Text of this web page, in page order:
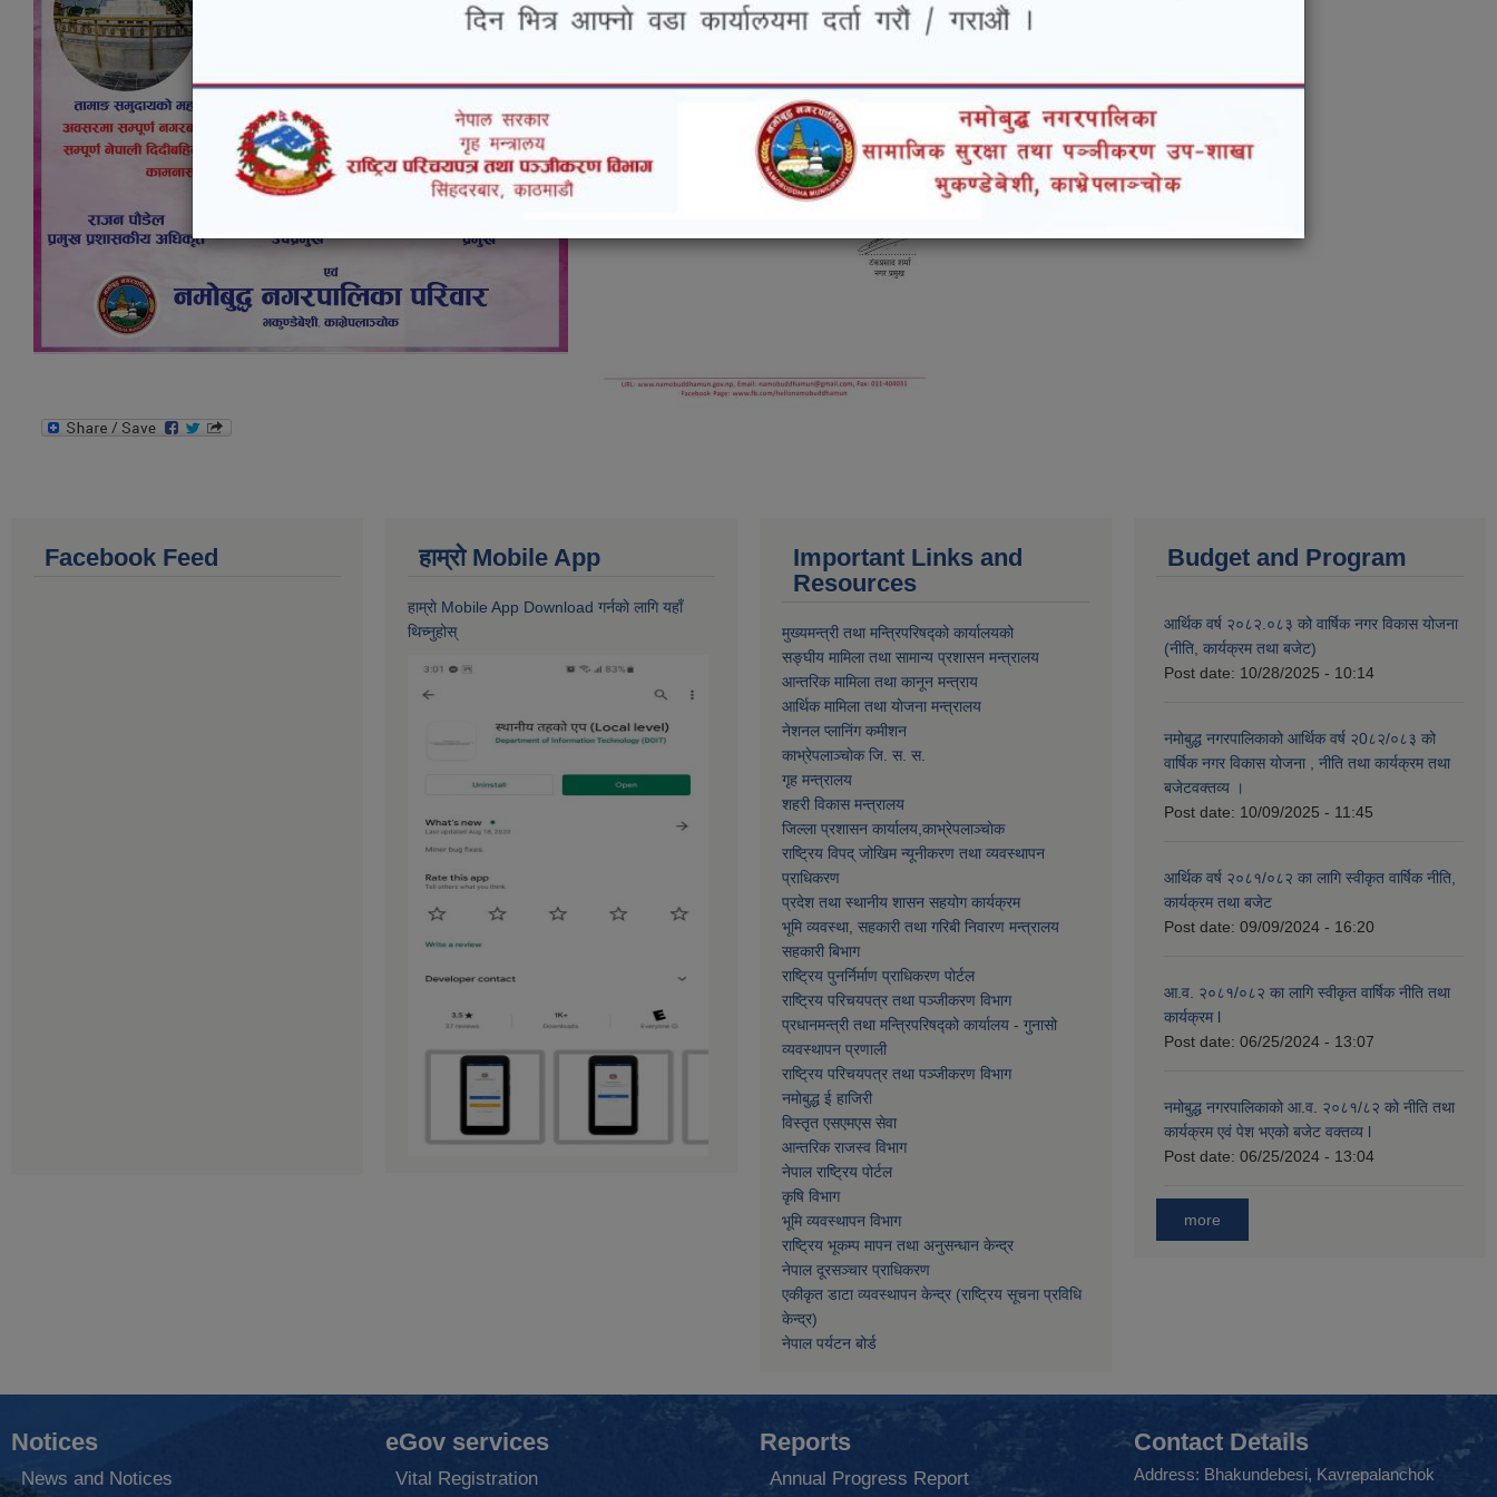
Facebook Feed हाम्राे Mobile App
हाम्राे Mobile App Download गर्नकाे लागि यहाँ
थिच्नुहोस्‌
Important Links and
Resources
मुख्यमन्त्री तथा मन्त्रिपरिषद्को कार्यालयको
सङ्घीय मामिला तथा सामान्य प्रशासन मन्त्रालय
आन्तरिक मामिला तथा कानून मन्त्राय
आर्थिक मामिला तथा याेजना मन्त्रालय
नेशनल प्लानिंग कमीशन
काभ्रेपलाञ्चाेक जि. स. स.
गृह मन्त्रालय
शहरी विकास मन्त्रालय
जिल्ला प्रशासन कार्यालय,काभ्रेपलाञ्चाेक
राष्ट्रिय विपद् जोखिम न्यूनीकरण तथा व्यवस्थापन
प्राधिकरण
प्रदेश तथा स्थानीय शासन सहयोग कार्यक्रम
भूमि व्यवस्था, सहकारी तथा गरिबी निवारण मन्त्रालय
सहकारी बिभाग
राष्ट्रिय पुनर्निर्माण प्राधिकरण पोर्टल
राष्ट्रिय परिचयपत्र तथा पञ्जीकरण विभाग
प्रधानमन्त्री तथा मन्त्रिपरिषद्को कार्यालय - गुनासो
व्यवस्थापन प्रणाली
राष्ट्रिय परिचयपत्र तथा पञ्जीकरण विभाग
नमाेबुद्ध ई हाजिरी
विस्तृत एसएमएस सेवा
आन्तरिक राजस्व विभाग
नेपाल राष्ट्रिय पोर्टल
कृषि विभाग
भूमि व्यवस्थापन विभाग
राष्ट्रिय भूकम्प मापन तथा अनुसन्धान केन्द्र
नेपाल दूरसञ्चार प्राधिकरण
एकीकृत डाटा व्यवस्थापन केन्द्र (राष्ट्रिय सूचना प्रविधि
केन्द्र)
नेपाल पर्यटन बोर्ड
Budget and Program
आर्थिक वर्ष २०८२.०८३ को वार्षिक नगर विकास योजना
(नीति, कार्यक्रम तथा बजेट)
Post date: 10/28/2025 - 10:14
नमोबुद्ध नगरपालिकाको आर्थिक वर्ष २0८२/०८३ को
वार्षिक नगर विकास योजना , नीति तथा कार्यक्रम तथा
बजेटवक्तव्य ।
Post date: 10/09/2025 - 11:45
आर्थिक वर्ष २०८१/०८२ का लागि स्वीकृत वार्षिक नीति,
कार्यक्रम तथा बजेट
Post date: 09/09/2024 - 16:20
आ.व. २०८१/०८२ का लागि स्वीकृत वार्षिक नीति तथा
कार्यक्रम l
Post date: 06/25/2024 - 13:07
नमोबुद्ध नगरपालिकाको आ‍.व. २०८१/८२ को नीति तथा
कार्यक्रम एवं पेश भएको बजेट वक्तव्य l
Post date: 06/25/2024 - 13:04
more
Notices
News and Notices
eGov services
Vital Registration
Reports
Annual Progress Report
Contact Details
Address: Bhakundebesi, Kavrepalanchok